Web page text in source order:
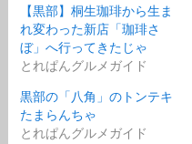
【黒部】桐生珈琲から生ま
れ変わった新店「珈琲さ
ぼ」へ行ってきたじゃ
とれぱんグルメガイド
黒部の「八角」のトンテキ
たまらんちゃ
とれぱんグルメガイド